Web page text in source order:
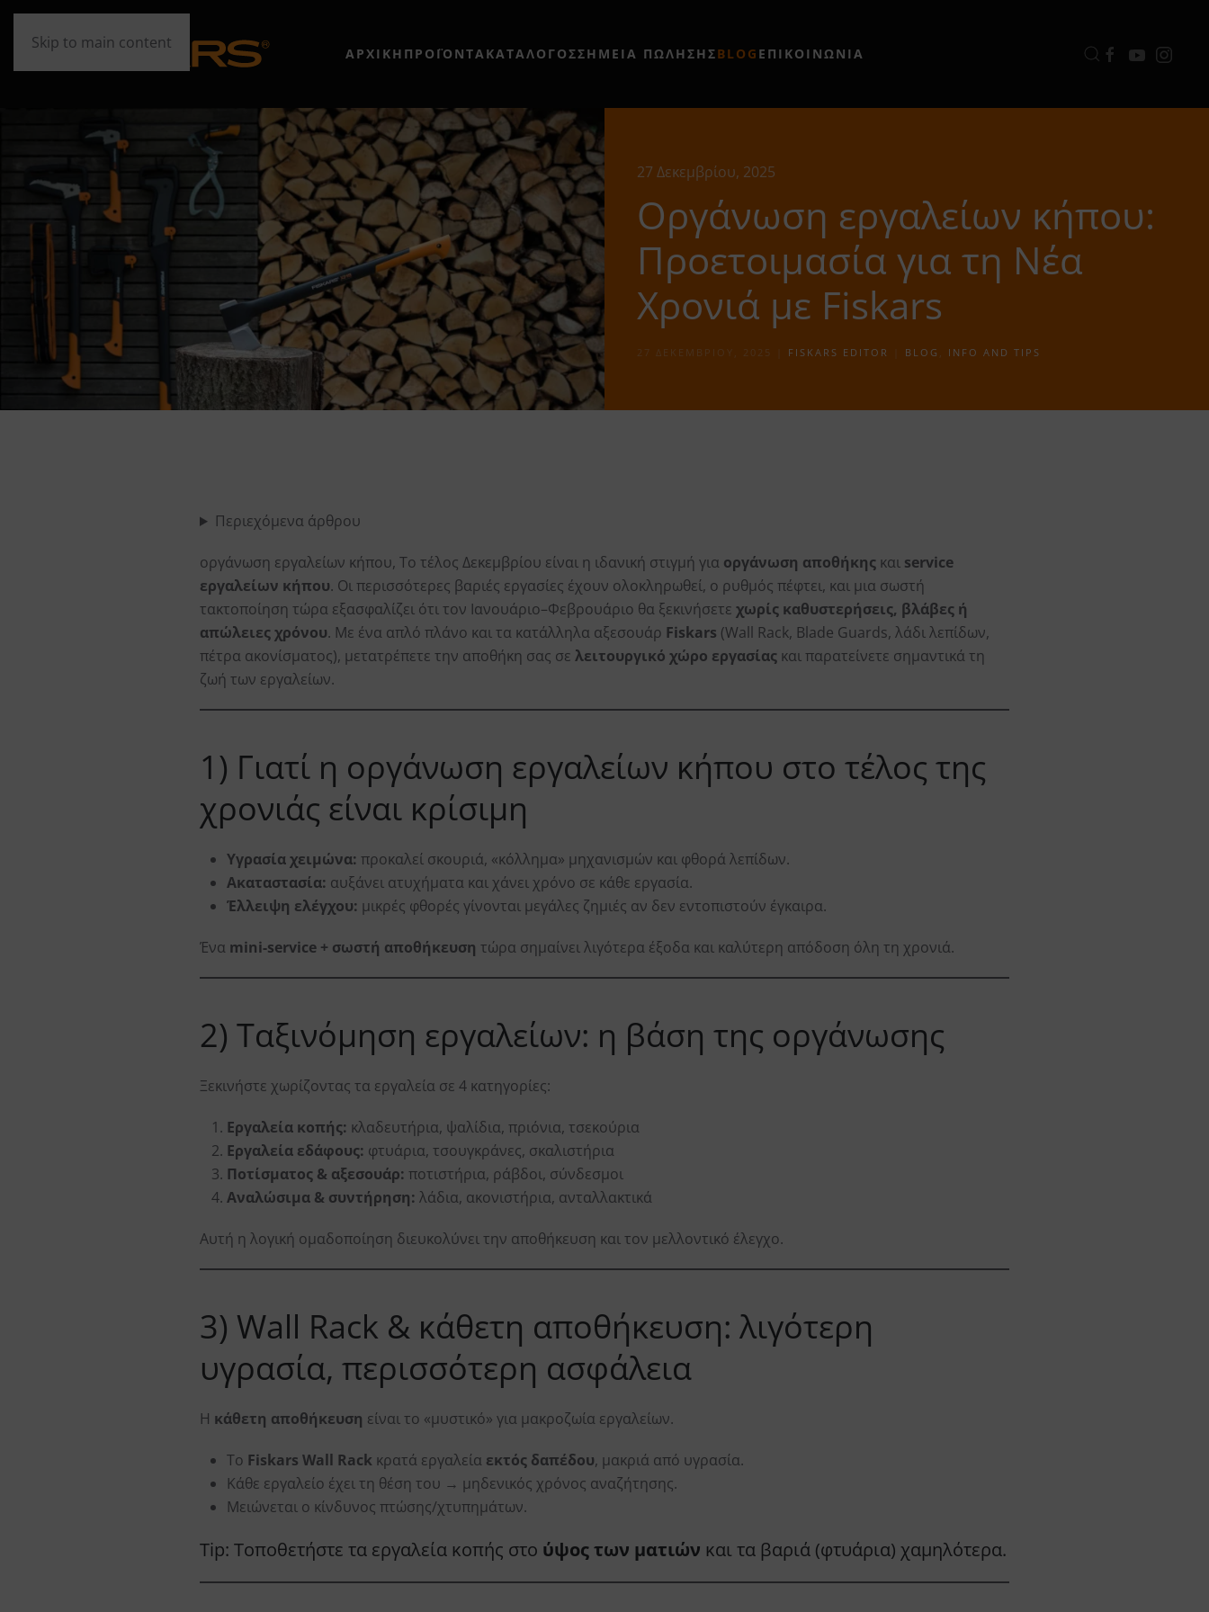
Skip to main content
ΑΡΧΙΚΗ ΠΡΟΪΟΝΤΑΚΑΤΑΛΟΓΟΣΣΗΜΕΊΑ ΠΏΛΗΣΗΣBLOG ΕΠΙΚΟΙΝΩΝΙΑ
27 Δεκεμβρίου, 2025
Οργάνωση εργαλείων κήπου:
Προετοιμασία για τη Νέα
Χρονιά με Fiskars
27 ΔΕΚΕΜΒΡΊΟΥ, 2025 FISKARS EDITOR BLOG INFO AND TIPS
Περιεχόμενα άρθρου
οργάνωση εργαλείων κήπου, Το τέλος Δεκεμβρίου είναι η ιδανική στιγμή για οργάνωση αποθήκης και service
εργαλείων κήπου. Οι περισσότερες βαριές εργασίες έχουν ολοκληρωθεί, ο ρυθμός πέφτει, και μια σωστή
τακτοποίηση τώρα εξασφαλίζει ότι τον Ιανουάριο–Φεβρουάριο θα ξεκινήσετε χωρίς καθυστερήσεις, βλάβες ή
απώλειες χρόνου. Με ένα απλό πλάνο και τα κατάλληλα αξεσουάρ Fiskars (Wall Rack, Blade Guards, λάδι λεπίδων,
πέτρα ακονίσματος), μετατρέπετε την αποθήκη σας σε λειτουργικό χώρο εργασίας και παρατείνετε σημαντικά τη
ζωή των εργαλείων.
1) Γιατί η οργάνωση εργαλείων κήπου στο τέλος της
χρονιάς είναι κρίσιμη
Υγρασία χειμώνα: προκαλεί σκουριά, «κόλλημα» μηχανισμών και φθορά λεπίδων.
Ακαταστασία: αυξάνει ατυχήματα και χάνει χρόνο σε κάθε εργασία.
Έλλειψη ελέγχου: μικρές φθορές γίνονται μεγάλες ζημιές αν δεν εντοπιστούν έγκαιρα.
Ένα mini-service + σωστή αποθήκευση τώρα σημαίνει λιγότερα έξοδα και καλύτερη απόδοση όλη τη χρονιά.
2) Ταξινόμηση εργαλείων: η βάση της οργάνωσης
Ξεκινήστε χωρίζοντας τα εργαλεία σε 4 κατηγορίες:
Εργαλεία κοπής: κλαδευτήρια, ψαλίδια, πριόνια, τσεκούρια
Εργαλεία εδάφους: φτυάρια, τσουγκράνες, σκαλιστήρια
Ποτίσματος & αξεσουάρ: ποτιστήρια, ράβδοι, σύνδεσμοι
Αναλώσιμα & συντήρηση: λάδια, ακονιστήρια, ανταλλακτικά
Αυτή η λογική ομαδοποίηση διευκολύνει την αποθήκευση και τον μελλοντικό έλεγχο.
3) Wall Rack & κάθετη αποθήκευση: λιγότερη
υγρασία, περισσότερη ασφάλεια
Η κάθετη αποθήκευση είναι το «μυστικό» για μακροζωία εργαλείων.
Το Fiskars Wall Rack κρατά εργαλεία εκτός δαπέδου, μακριά από υγρασία.
Κάθε εργαλείο έχει τη θέση του → μηδενικός χρόνος αναζήτησης.
Μειώνεται ο κίνδυνος πτώσης/χτυπημάτων.
Tip: Τοποθετήστε τα εργαλεία κοπής στο ύψος των ματιών και τα βαριά (φτυάρια) χαμηλότερα.